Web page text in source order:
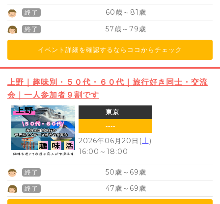
終了 60歳～ 81 歳
終了 57歳～ 79歳
イベント詳細を確認するならココからチェック
上野｜趣味別・５０代・６０代｜旅行好き同士・交流
会｜一人参加者９割です
東京
----
2026年06月20日(土)
16:00 ～ 18:00
終了 50歳～ 69歳
終了 47歳～ 69歳